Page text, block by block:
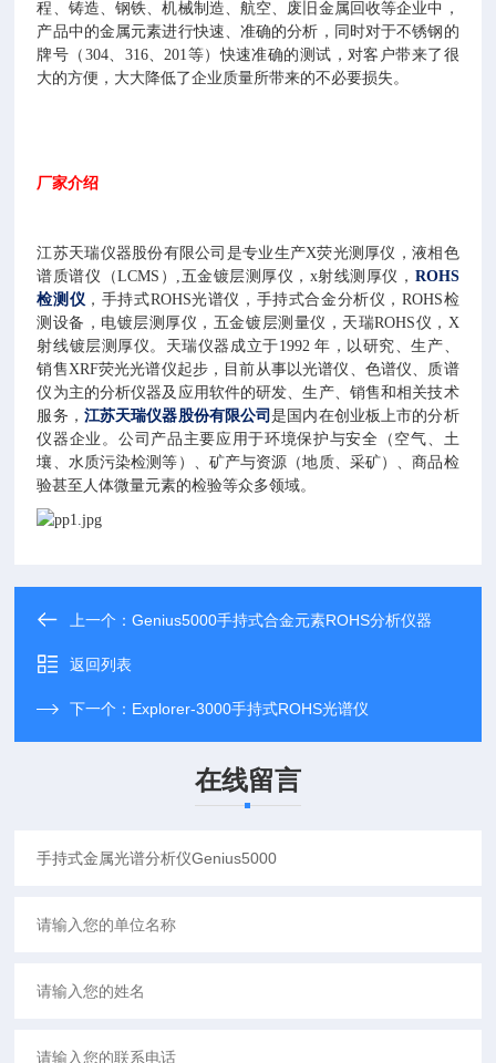
程、铸造、钢铁、机械制造、航空、废旧金属回收等企业中，
产品中的金属元素进行快速、准确的分析，同时对于不锈钢的
牌号（304、316、201等）快速准确的测试，对客户带来了很
大的方便，大大降低了企业质量所带来的不必要损失。
厂家介绍
江苏天瑞仪器股份有限公司是专业生产X荧光测厚仪，液相色
谱质谱仪（LCMS）,五金镀层测厚仪，x射线测厚仪， ROHS
检测仪 ，手持式ROHS光谱仪，手持式合金分析仪，ROHS检
测设备，电镀层测厚仪，五金镀层测量仪，天瑞ROHS仪，X
射线镀层测厚仪。天瑞仪器成立于1992 年，以研究、生产、
销售XRF荧光光谱仪起步，目前从事以光谱仪、色谱仪、质谱
仪为主的分析仪器及应用软件的研发、生产、销售和相关技术
服务， 江苏天瑞仪器股份有限公司是国内在创业板上市的分析
仪器企业。公司产品主要应用于环境保护与安全（空气、土
壤、水质污染检测等）、矿产与资源（地质、采矿）、商品检
验甚至人体微量元素的检验等众多领域。
上一个：Genius5000手持式合金元素ROHS分析仪器
返回列表
下一个： Explorer-3000手持式ROHS光谱仪
在线留言